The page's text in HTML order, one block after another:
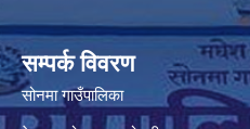
सम्पर्क विवरण
सोनमा गाउँपालिका